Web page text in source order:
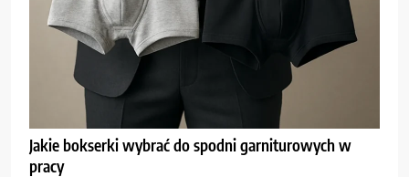
Jakie bokserki wybrać do spodni garniturowych w
pracy